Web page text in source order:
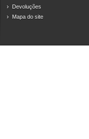
Devoluções
Mapa do site